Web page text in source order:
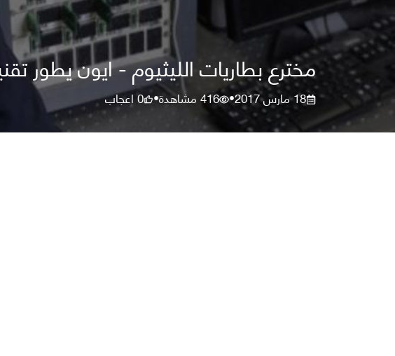
مخترع بطاريات الليثيوم - ايون يطور
18 مارس 2017 •
416مشاهدة•
0اعجاب